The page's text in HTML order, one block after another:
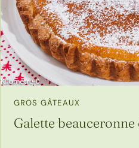
GROS GÂTEAUX
Galette